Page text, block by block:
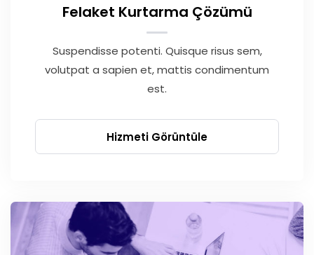
Felaket Kurtarma Çözümü
Suspendisse potenti. Quisque risus sem,
volutpat a sapien et, mattis condimentum
est.
Hizmeti Görüntüle